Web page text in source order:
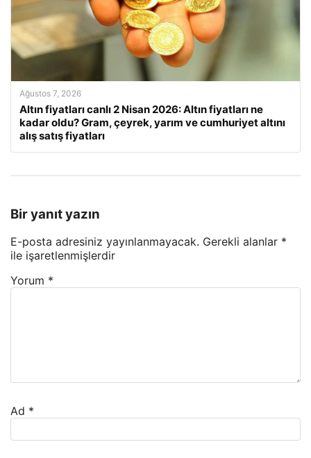
Ağustos 7, 2026
Altın fiyatları canlı 2 Nisan 2026: Altın fiyatları ne
kadar oldu? Gram, çeyrek, yarım ve cumhuriyet altını
alış satış fiyatları
Bir yanıt yazın
E-posta adresiniz yayınlanmayacak. Gerekli alanlar *
ile işaretlenmişlerdir
Yorum *
Ad *